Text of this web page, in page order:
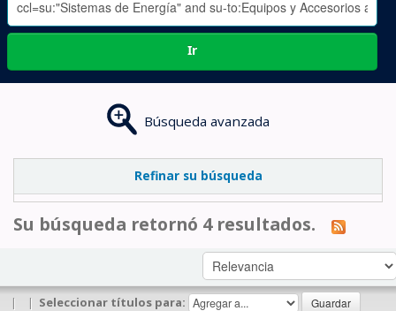
Ir
Búsqueda avanzada
Refinar su búsqueda
Su búsqueda retornó 4 resultados.
| | Seleccionar títulos para: